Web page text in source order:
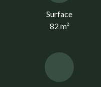
Surface
82 m²